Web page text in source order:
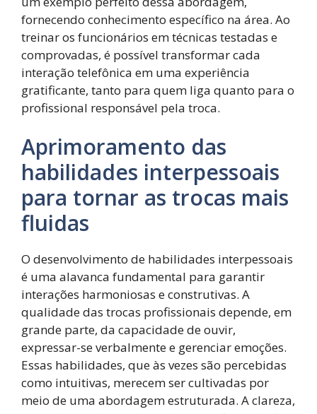
fornecendo conhecimento específico na área. Ao
treinar os funcionários em técnicas testadas e
comprovadas, é possível transformar cada
interação telefônica em uma experiência
gratificante, tanto para quem liga quanto para o
profissional responsável pela troca.
Aprimoramento das
habilidades interpessoais
para tornar as trocas mais
fluidas
O desenvolvimento de habilidades interpessoais
é uma alavanca fundamental para garantir
interações harmoniosas e construtivas. A
qualidade das trocas profissionais depende, em
grande parte, da capacidade de ouvir,
expressar-se verbalmente e gerenciar emoções.
Essas habilidades, que às vezes são percebidas
como intuitivas, merecem ser cultivadas por
meio de uma abordagem estruturada. A clareza,